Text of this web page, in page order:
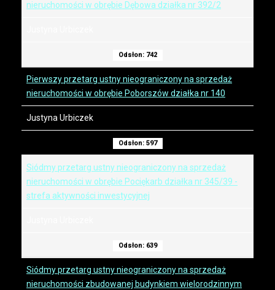
nieruchomości w obrębie Dębowa działka nr 392/2
Odsłon: 742
Pierwszy przetarg ustny nieograniczony na sprzedaż
nieruchomości w obrębie Poborszów działka nr 140
Justyna Urbiczek
Odsłon: 597
Siódmy przetarg ustny nieograniczony na sprzedaż
nieruchomości w obrębie Pociękarb działka nr 345/39 -
strefa aktywności inwestycyjnej
Odsłon: 639
Siódmy przetarg ustny nieograniczony na sprzedaż
nieruchomości zbudowanej budynkiem wielorodzinnym